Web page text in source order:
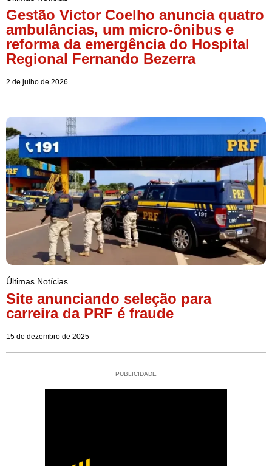
Gestão Victor Coelho anuncia quatro
ambulâncias, um micro-ônibus e
reforma da emergência do Hospital
Regional Fernando Bezerra
2 de julho de 2026
Últimas Notícias
Site anunciando seleção para
carreira da PRF é fraude
15 de dezembro de 2025
PUBLICIDADE